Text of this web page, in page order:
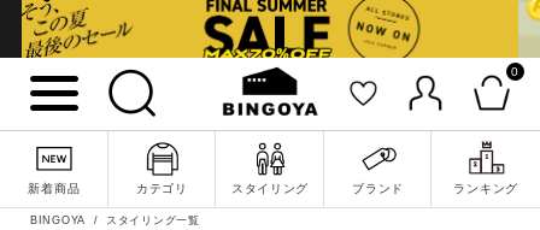
0
新着商品 カテゴリ スタイリング ブランド ランキング
詳細検索
BINGOYA スタイリング一覧